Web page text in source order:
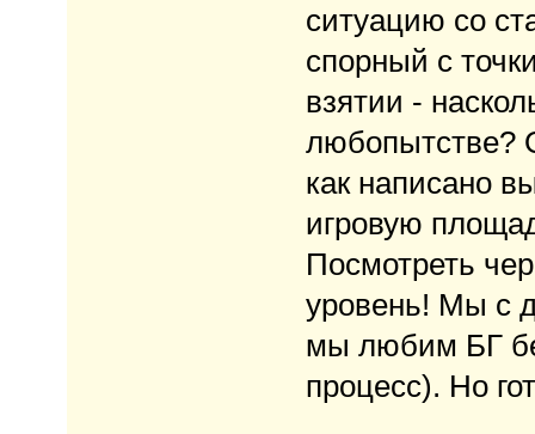
ситуацию со
спорный с
взятии -
любопытстве?
как написано
игровую
Посмотреть
уровень! Мы с
мы любим БГ
процесс). Но